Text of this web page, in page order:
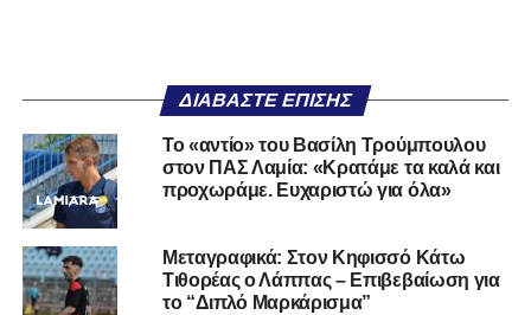
ΔΙΑΒΆΣΤΕ ΕΠΊΣΗΣ
Το «αντίο» του Βασίλη Τρούμπουλου
στον ΠΑΣ Λαμία: «Κρατάμε τα καλά και
προχωράμε. Ευχαριστώ για όλα»
Μεταγραφικά: Στον Κηφισσό Κάτω
Τιθορέας ο Λάππας – Επιβεβαίωση για
το “Διπλό Μαρκάρισμα”